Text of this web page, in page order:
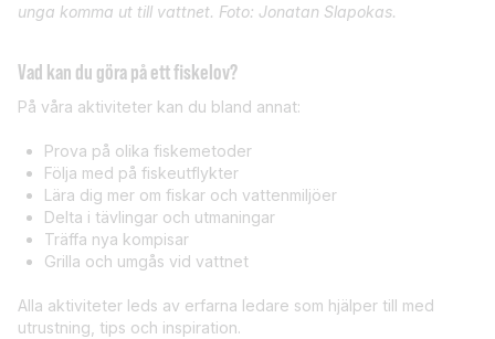
unga komma ut till vattnet. Foto: Jonatan Slapokas.
Vad kan du göra på ett fiskelov?
På våra aktiviteter kan du bland annat:
Prova på olika fiskemetoder
Följa med på fiskeutflykter
Lära dig mer om fiskar och vattenmiljöer
Delta i tävlingar och utmaningar
Träffa nya kompisar
Grilla och umgås vid vattnet
Alla aktiviteter leds av erfarna ledare som hjälper till med
utrustning, tips och inspiration.